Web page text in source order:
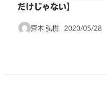
だけじゃない】
齋木 弘樹 投稿日
2020/05/28